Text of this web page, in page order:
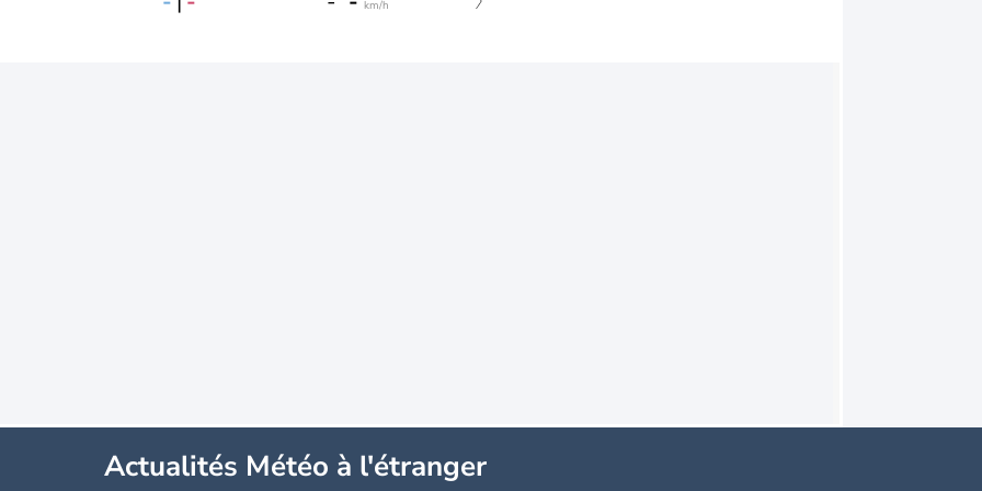
km/h
Actualités Météo à l'étranger